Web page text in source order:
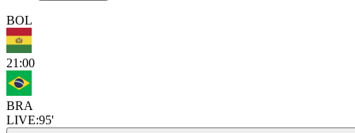
BOL
21:00
BRA
LIVE:95'